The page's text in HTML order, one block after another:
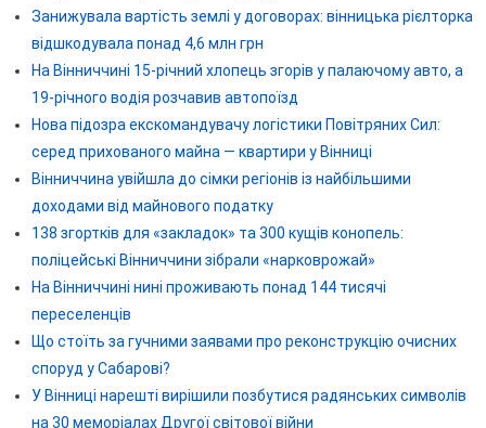
Занижувала вартість землі у договорах: вінницька рієлторка
відшкодувала понад 4,6 млн грн
На Вінниччині 15-річний хлопець згорів у палаючому авто, а
19-річного водія розчавив автопоїзд
Нова підозра екскомандувачу логістики Повітряних Сил:
серед прихованого майна — квартири у Вінниці
Вінниччина увійшла до сімки регіонів із найбільшими
доходами від майнового податку
138 згортків для «закладок» та 300 кущів конопель:
поліцейські Вінниччини зібрали «нарковрожай»
На Вінниччині нині проживають понад 144 тисячі
переселенців
Що стоїть за гучними заявами про реконструкцію очисних
споруд у Сабарові?
У Вінниці нарешті вирішили позбутися радянських символів
на 30 меморіалах Другої світової війни